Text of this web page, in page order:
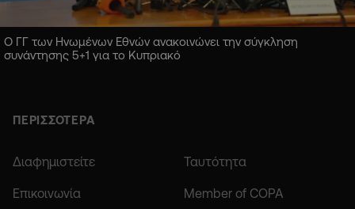
Ο ΓΓ των Ηνωμένων Εθνών ανακοινώνει την σύγκληση
συνάντησης 5+1 για το Κυπριακό
ΠΕΡΙΣΣΟΤΕΡΑ
Διαφημιστείτε Ταυτότητα
Επικοινωνία Member of COPA